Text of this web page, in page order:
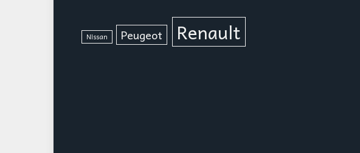
Nissan Peugeot Renault